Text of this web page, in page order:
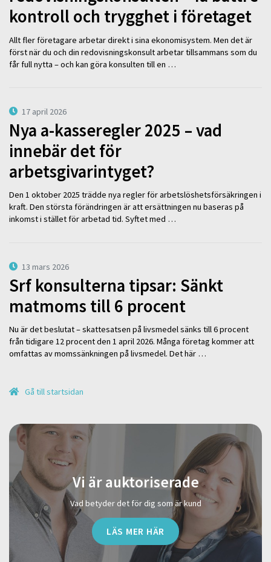
kontroll och trygghet i företaget
Allt fler företagare arbetar direkt i sina ekonomisystem. Men det är
först när du och din redovisningskonsult arbetar tillsammans som du
får full nytta – och kan göra konsulten till en …
17 april 2026
Nya a-kasseregler 2025 – vad
innebär det för
arbetsgivarintyget?
Den 1 oktober 2025 trädde nya regler för arbetslöshetsförsäkringen i
kraft. Den största förändringen är att ersättningen nu baseras på
inkomst i stället för arbetad tid. Syftet med …
13 mars 2026
Srf konsulterna tipsar: Sänkt
matmoms till 6 procent
Nu är det beslutat – skattesatsen på livsmedel sänks till 6 procent
från tidigare 12 procent den 1 april 2026. Många företag kommer att
omfattas av momssänkningen på livsmedel. Det här …
Gå till startsidan
Vi är auktoriserade
Vad betyder det för dig som är kund
LÄS MER HÄR